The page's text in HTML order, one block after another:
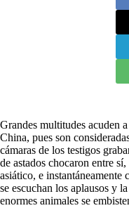
Grandes multitudes acuden
China, pues son
cámaras de los testigos
de astados chocaron entre
asiático, e instantáneamente
se escuchan los aplausos y
enormes animales se